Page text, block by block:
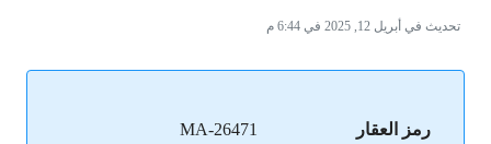
تحديث في أبريل 12, 2025 في 6:44 م
رمز العقار MA-26471